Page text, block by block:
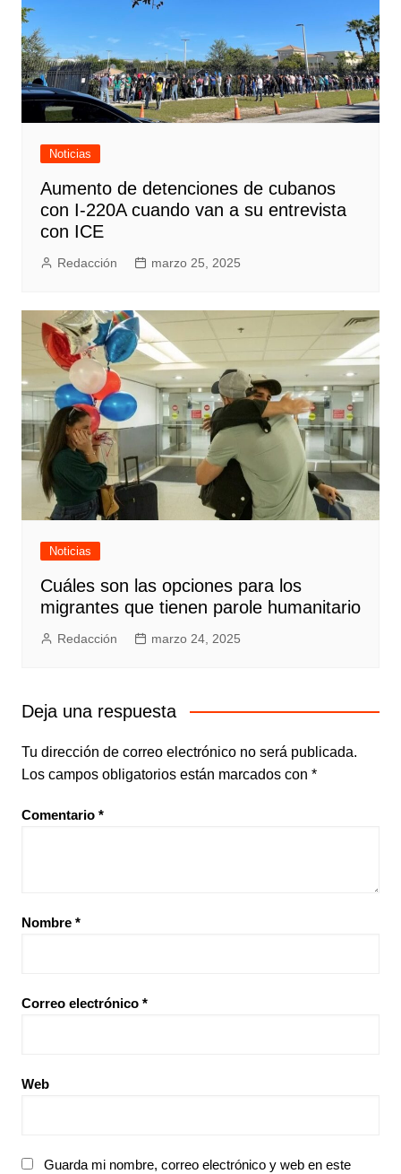
Noticias
Aumento de detenciones de cubanos
con I-220A cuando van a su entrevista
con ICE
Redacción marzo 25, 2025
Noticias
Cuáles son las opciones para los
migrantes que tienen parole humanitario
Redacción marzo 24, 2025
Deja una respuesta
Tu dirección de correo electrónico no será publicada.
Los campos obligatorios están marcados con *
Comentario *
Nombre *
Correo electrónico *
Web
Guarda mi nombre, correo electrónico y web en este